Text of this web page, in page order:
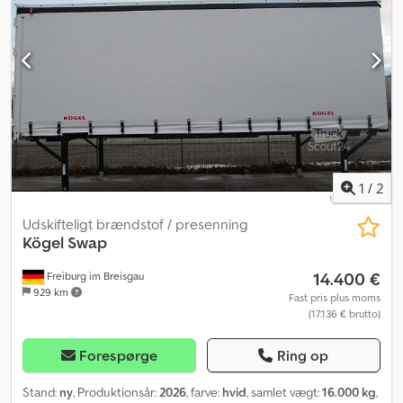
valgmuligheder og mere tilbehør = - Alarmsystem -
Køleskab - Multifunktionsrat - Radio - Regnsensor - Reservehjul -
Skydetag - Startspærre - Tagvindue - Varme = Yderligere
6.980 kg Bæreevne: 5.010 kg Totalvægt: 11.990 kg Motorfabrikat:
MAN Læssebagsmæk: 1500 kg Antal køjepladser: 1 Crjdpfx Acoxt T
Ileaef Antal ejere: 1
1 / 2
Freiburg im Breisgau
929 km
Udskifteligt brændstof / presenning
Kögel Swap
14.400 €
Fast pris plus moms
(17.136 € brutto)
Forespørge Ring op
Stand: ny, Produktionsår:2026, farve: hvid, samlet vægt:16.000 kg,